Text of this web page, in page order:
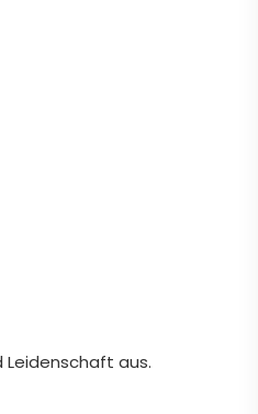
Leidenschaft aus.